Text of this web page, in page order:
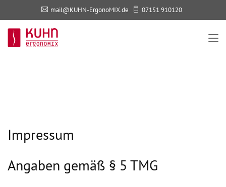
mail@KUHN-ErgonoMIX.de 07151 910120
Impressum
Angaben gemäß § 5 TMG